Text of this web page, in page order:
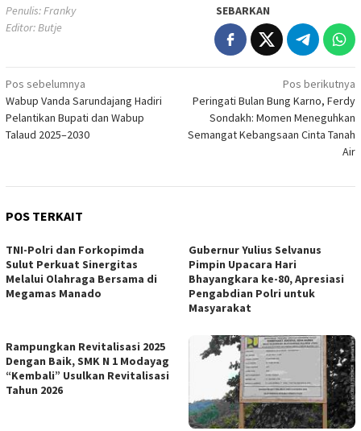
Penulis: Franky
Editor: Butje
SEBARKAN
Navigasi
pos
Pos sebelumnya
Wabup Vanda Sarundajang Hadiri
Pelantikan Bupati dan Wabup
Talaud 2025–2030
Pos berikutnya
Peringati Bulan Bung Karno, Ferdy
Sondakh: Momen Meneguhkan
Semangat Kebangsaan Cinta Tanah
Air
POS TERKAIT
TNI-Polri dan Forkopimda
Sulut Perkuat Sinergitas
Melalui Olahraga Bersama di
Megamas Manado
Gubernur Yulius Selvanus
Pimpin Upacara Hari
Bhayangkara ke-80, Apresiasi
Pengabdian Polri untuk
Masyarakat
Rampungkan Revitalisasi 2025
Dengan Baik, SMK N 1 Modayag
“Kembali” Usulkan Revitalisasi
Tahun 2026